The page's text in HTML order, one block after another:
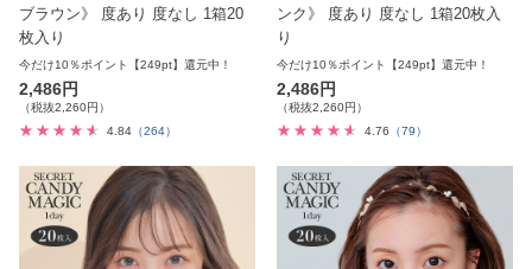
ブラウン》 度あり 度なし 1箱20
枚入り
今だけ10％ポイント【249pt】還元中！
2,486円
（税抜2,260円）
4.84 （264）
ンク》 度あり 度なし 1箱20枚入
り
今だけ10％ポイント【249pt】還元中！
2,486円
（税抜2,260円）
4.76
（79）